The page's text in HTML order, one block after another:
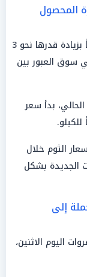
المحصول
على الجانب الآخر، سجل «الثوم» ارتفاعاً مفاجئاً بزيادة قدرها نحو 3
سوق العبور بين
بدأ سعر
الثوم خلال
الجديدة بشكل
إلى
اليوم الاثنين،